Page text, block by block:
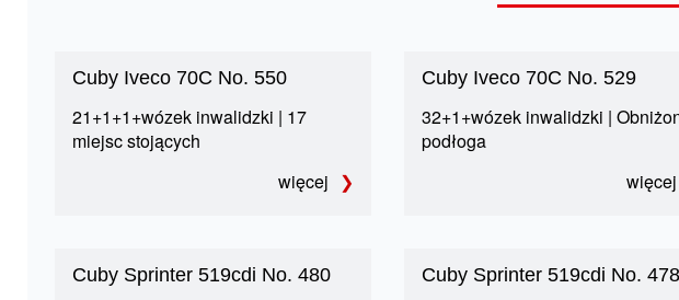
Cuby Iveco 70C No. 550
21+1+1+wózek inwalidzki | 17
miejsc stojących
więcej
Cuby Iveco 70C No. 529
32+1+wózek inwalidzki |
podłoga
więcej
Cuby Sprinter 519cdi No. 480 Cuby Sprinter 519cdi No. 478